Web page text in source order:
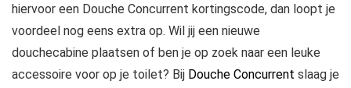
hiervoor een Douche Concurrent kortingscode, dan loopt je
voordeel nog eens extra op. Wil jij een nieuwe
douchecabine plaatsen of ben je op zoek naar een leuke
accessoire voor op je toilet? Bij Douche Concurrent slaag je